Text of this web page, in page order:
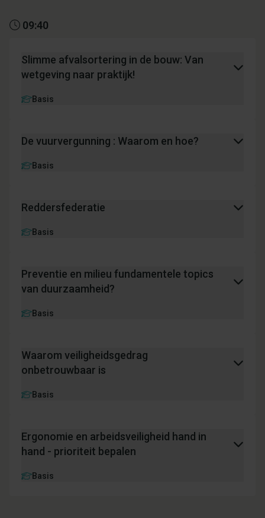
09:40
Slimme afvalsortering in de bouw: Van
wetgeving naar praktijk!
Basis
De vuurvergunning : Waarom en hoe?
Basis
Reddersfederatie
Basis
Preventie en milieu fundamentele topics
van duurzaamheid?
Basis
Waarom veiligheidsgedrag
onbetrouwbaar is
Basis
Ergonomie en arbeidsveiligheid hand in
hand - prioriteit bepalen
Basis